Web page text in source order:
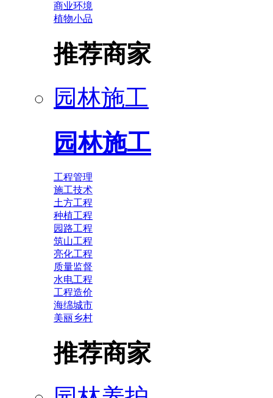
商业环境
植物小品
推荐商家
园林施工
园林施工
工程管理
施工技术
土方工程
种植工程
园路工程
筑山工程
亮化工程
质量监督
水电工程
工程造价
海绵城市
美丽乡村
推荐商家